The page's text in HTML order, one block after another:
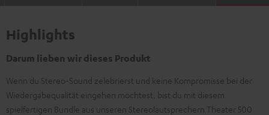
Highlights
Darum lieben wir dieses Produkt
Wenn du Stereo-Sound zelebrierst und keine Kompromisse bei der
Wiedergabequalität eingehen möchtest, bist du mit diesem
spielfertigen Bundle aus unseren Stereolautsprechern Theater 500